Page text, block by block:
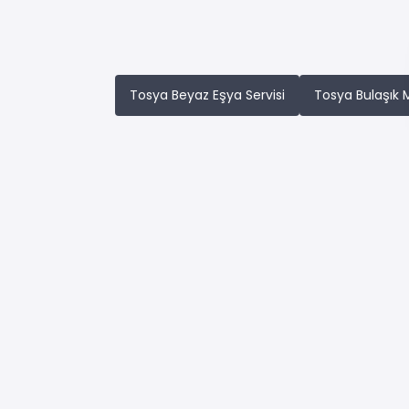
Tosya Beyaz Eşya Servisi Tosya Bulaşık